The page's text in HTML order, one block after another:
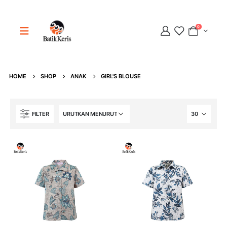
0
HOME SHOP ANAK GIRL'S BLOUSE
FILTER